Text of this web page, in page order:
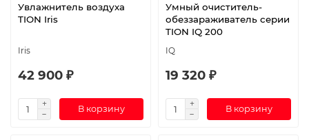
Увлажнитель воздуха
TION Iris
Iris
42 900 ₽
В корзину
Умный очиститель-
обеззараживатель серии
TION IQ 200
IQ
19 320 ₽
В корзину